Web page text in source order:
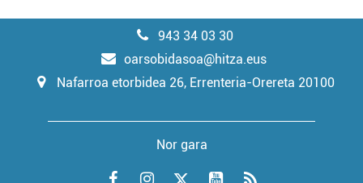
943 34 03 30
oarsobidasoa@hitza.eus
Nafarroa etorbidea 26, Errenteria-Orereta 20100
Nor gara